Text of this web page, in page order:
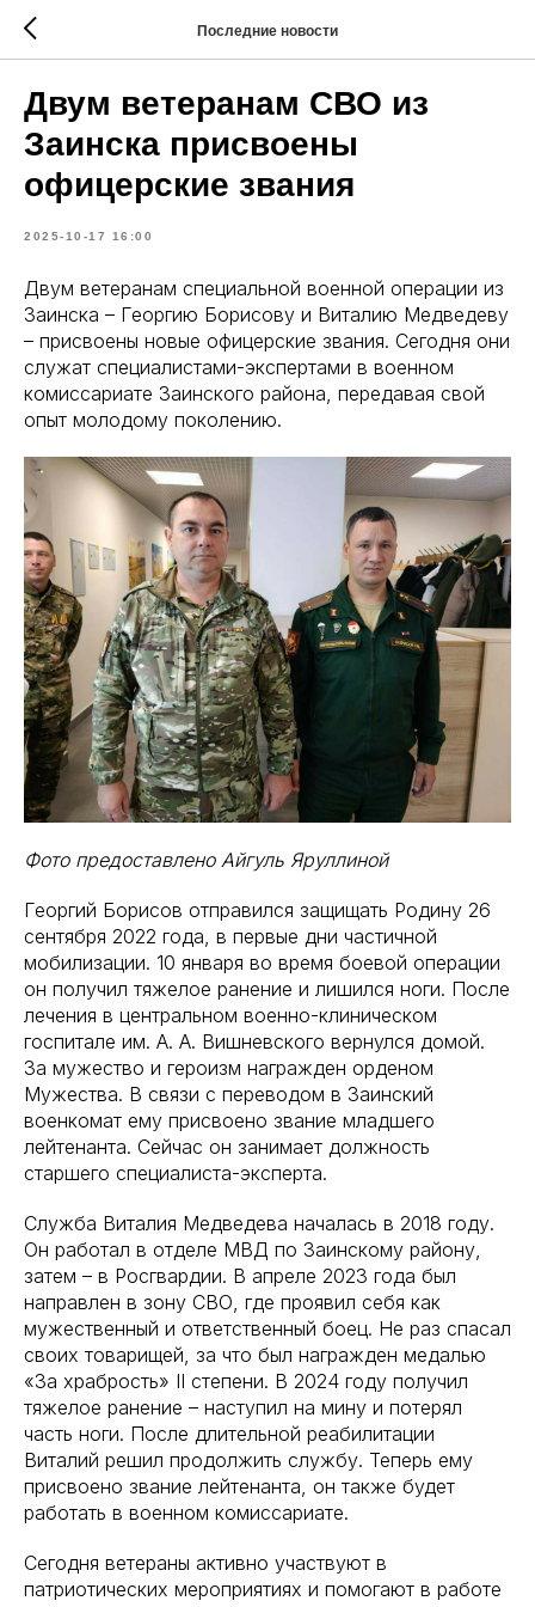
Последние новости
Двум ветеранам СВО из
Заинска присвоены
офицерские звания
2025-10-17 16:00
Двум ветеранам специальной военной операции из
Заинска – Георгию Борисову и Виталию Медведеву
– присвоены новые офицерские звания. Сегодня они
служат специалистами-экспертами в военном
комиссариате Заинского района, передавая свой
опыт молодому поколению.
Фото предоставлено Айгуль Яруллиной
Георгий Борисов отправился защищать Родину 26
сентября 2022 года, в первые дни частичной
мобилизации. 10 января во время боевой операции
он получил тяжелое ранение и лишился ноги. После
лечения в центральном военно-клиническом
госпитале им. А. А. Вишневского вернулся домой.
За мужество и героизм награжден орденом
Мужества. В связи с переводом в Заинский
военкомат ему присвоено звание младшего
лейтенанта. Сейчас он занимает должность
старшего специалиста-эксперта.
Служба Виталия Медведева началась в 2018 году.
Он работал в отделе МВД по Заинскому району,
затем – в Росгвардии. В апреле 2023 года был
направлен в зону СВО, где проявил себя как
мужественный и ответственный боец. Не раз спасал
своих товарищей, за что был награжден медалью
«За храбрость» II степени. В 2024 году получил
тяжелое ранение – наступил на мину и потерял
часть ноги. После длительной реабилитации
Виталий решил продолжить службу. Теперь ему
присвоено звание лейтенанта, он также будет
работать в военном комиссариате.
Сегодня ветераны активно участвуют в
патриотических мероприятиях и помогают в работе